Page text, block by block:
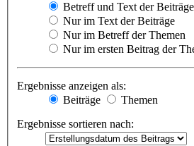
Betreff und Text der Beiträge
Nur im Text der Beiträge
Nur im Betreff der Themen
Nur im ersten Beitrag der
Ergebnisse anzeigen als:
Beiträge
Themen
Ergebnisse sortieren nach: